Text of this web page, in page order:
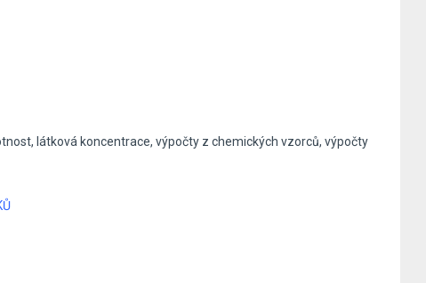
látková koncentrace, výpočty z chemických vzorců, výpočty